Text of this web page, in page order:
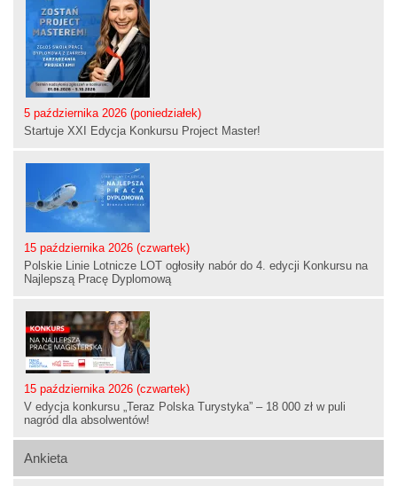
5 października 2026 (poniedziałek)
Startuje XXI Edycja Konkursu Project Master!
15 października 2026 (czwartek)
Polskie Linie Lotnicze LOT ogłosiły nabór do 4. edycji Konkursu na
Najlepszą Pracę Dyplomową
15 października 2026 (czwartek)
V edycja konkursu „Teraz Polska Turystyka” – 18 000 zł w puli
nagród dla absolwentów!
Ankieta